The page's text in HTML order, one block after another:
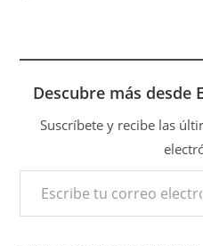
Descubre más desde
Suscríbete y recibe las
Escribe tu correo electrónico…